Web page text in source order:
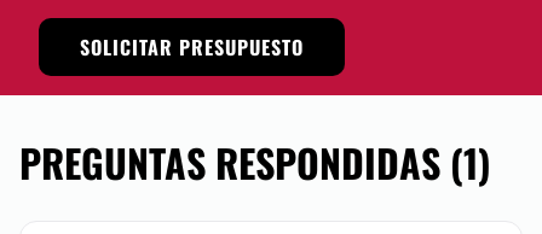
SOLICITAR PRESUPUESTO
PREGUNTAS RESPONDIDAS (1)